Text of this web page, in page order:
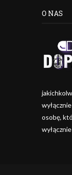
O NAS
osobę,